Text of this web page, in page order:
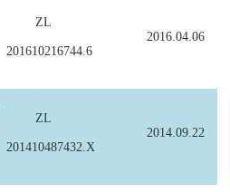
ZL
201610216744.6
2016.04.06
ZL
201410487432.X
2014.09.22